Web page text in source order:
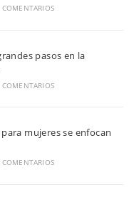
pasos en la
mujeres se enfocan